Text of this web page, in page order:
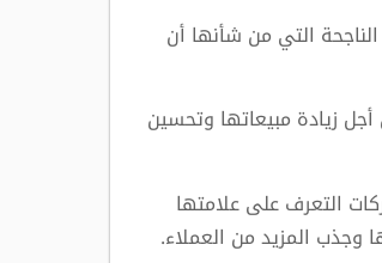
الناجحة التي من شأنها أن
زيادة مبيعاتها وتحسين
التعرف على علامتها
وجذب المزيد من العملاء.